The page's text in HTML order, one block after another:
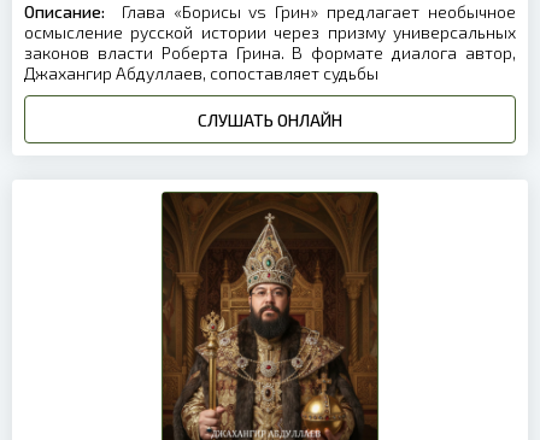
Описание:
Глава «Борисы vs Грин» предлагает необычное
осмысление русской истории через призму универсальных
законов власти Роберта Грина. В формате диалога автор,
Джахангир Абдуллаев, сопоставляет судьбы
СЛУШАТЬ ОНЛАЙН